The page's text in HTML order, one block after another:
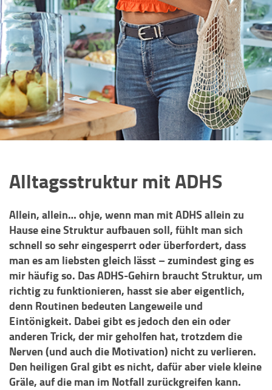
Alltagsstruktur mit ADHS
Allein, allein… ohje, wenn man mit ADHS allein zu
Hause eine Struktur aufbauen soll, fühlt man sich
schnell so sehr eingesperrt oder überfordert, dass
man es am liebsten gleich lässt – zumindest ging es
mir häufig so. Das ADHS-Gehirn braucht Struktur, um
richtig zu funktionieren, hasst sie aber eigentlich,
denn Routinen bedeuten Langeweile und
Eintönigkeit. Dabei gibt es jedoch den ein oder
anderen Trick, der mir geholfen hat, trotzdem die
Nerven (und auch die Motivation) nicht zu verlieren.
Den heiligen Gral gibt es nicht, dafür aber viele kleine
Gräle, auf die man im Notfall zurückgreifen kann.